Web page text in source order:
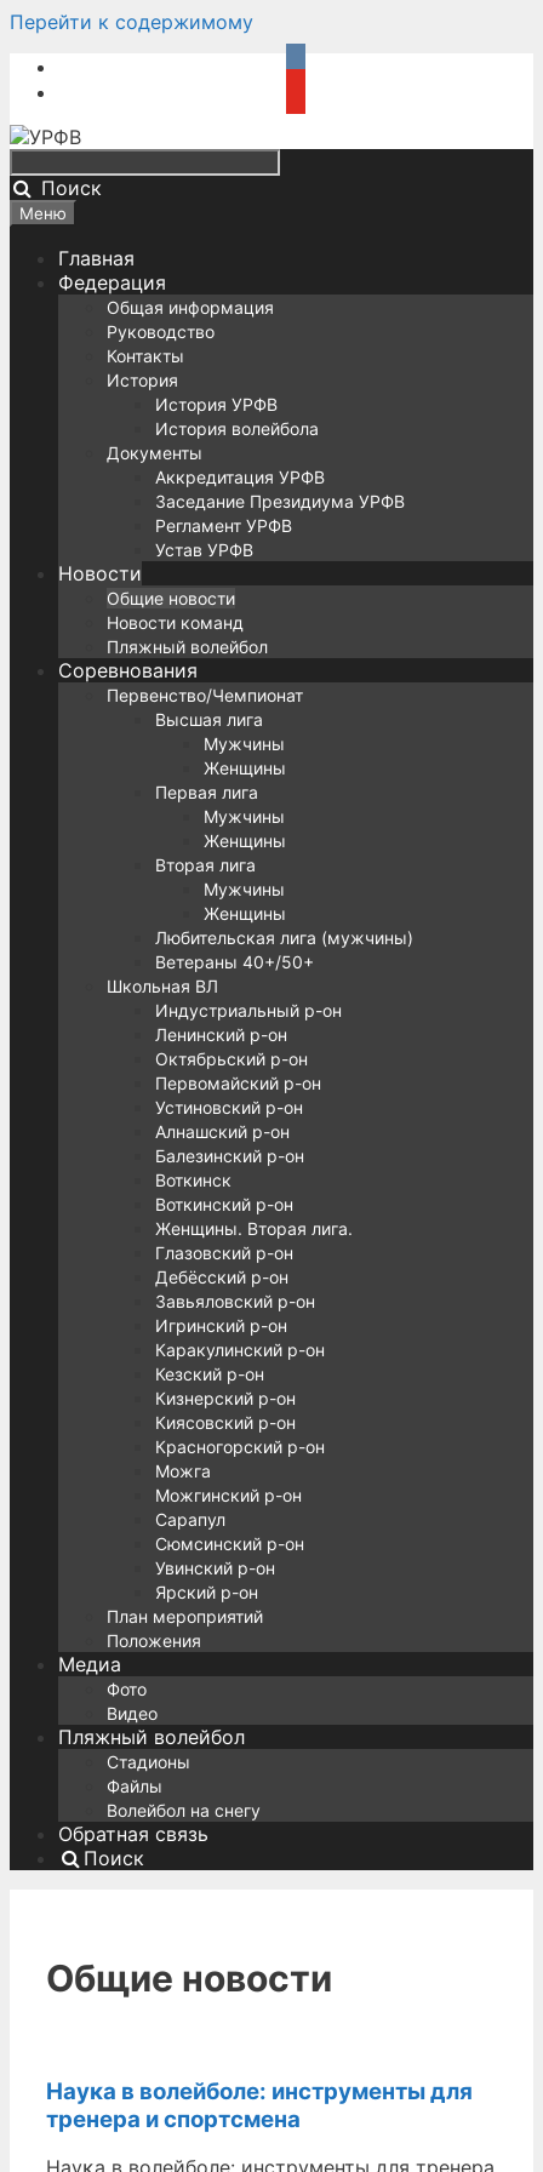
Перейти к содержимому
Поиск
Меню
Главная
Федерация
Общая информация
Руководство
Контакты
История
История УРФВ
История волейбола
Документы
Аккредитация УРФВ
Заседание Президиума УРФВ
Регламент УРФВ
Устав УРФВ
Новости
Общие новости
Новости команд
Пляжный волейбол
Соревнования
Первенство/Чемпионат
Высшая лига
Мужчины
Женщины
Первая лига
Мужчины
Женщины
Вторая лига
Мужчины
Женщины
Любительская лига (мужчины)
Ветераны 40+/50+
Школьная ВЛ
Индустриальный р-он
Ленинский р-он
Октябрьский р-он
Первомайский р-он
Устиновский р-он
Алнашский р-он
Балезинский р-он
Воткинск
Воткинский р-он
Женщины. Вторая лига.
Глазовский р-он
Дебёсский р-он
Завьяловский р-он
Игринский р-он
Каракулинский р-он
Кезский р-он
Кизнерский р-он
Киясовский р-он
Красногорский р-он
Можга
Можгинский р-он
Сарапул
Сюмсинский р-он
Увинский р-он
Ярский р-он
План мероприятий
Положения
Медиа
Фото
Видео
Пляжный волейбол
Стадионы
Файлы
Волейбол на снегу
Обратная связь
Поиск
Общие новости
Наука в волейболе: инструменты для
тренера и спортсмена